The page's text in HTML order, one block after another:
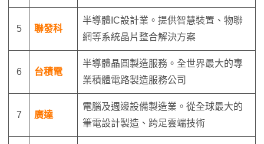
5 聯發科
半導體IC設計業。提供智慧裝置、物聯
網等系統晶片整合解決方案
6 台積電
半導體晶圓製造服務。全世界最大的專
業積體電路製造服務公司
7 廣達
電腦及週邊設備製造業。從全球最大的
筆電設計製造、跨足雲端技術